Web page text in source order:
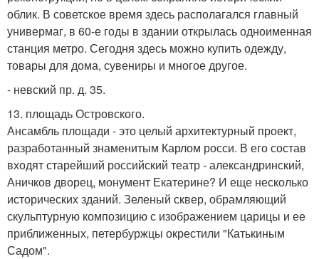
облик. В советское время здесь располагался главный
универмаг, в 60-е годы в здании открылась одноименная
станция метро. Сегодня здесь можно купить одежду,
товары для дома, сувениры и многое другое.
- невский пр. д. 35.
13. площадь Островского.
Ансамбль площади - это целый архитектурный проект,
разработанный знаменитым Карлом росси. В его состав
входят старейший российский театр - александринский,
Аничков дворец, монумент Екатерине? И еще несколько
исторических зданий. Зеленый сквер, обрамляющий
скульптурную композицию с изображением царицы и ее
приближенных, петербуржцы окрестили "Катькиным
Садом".